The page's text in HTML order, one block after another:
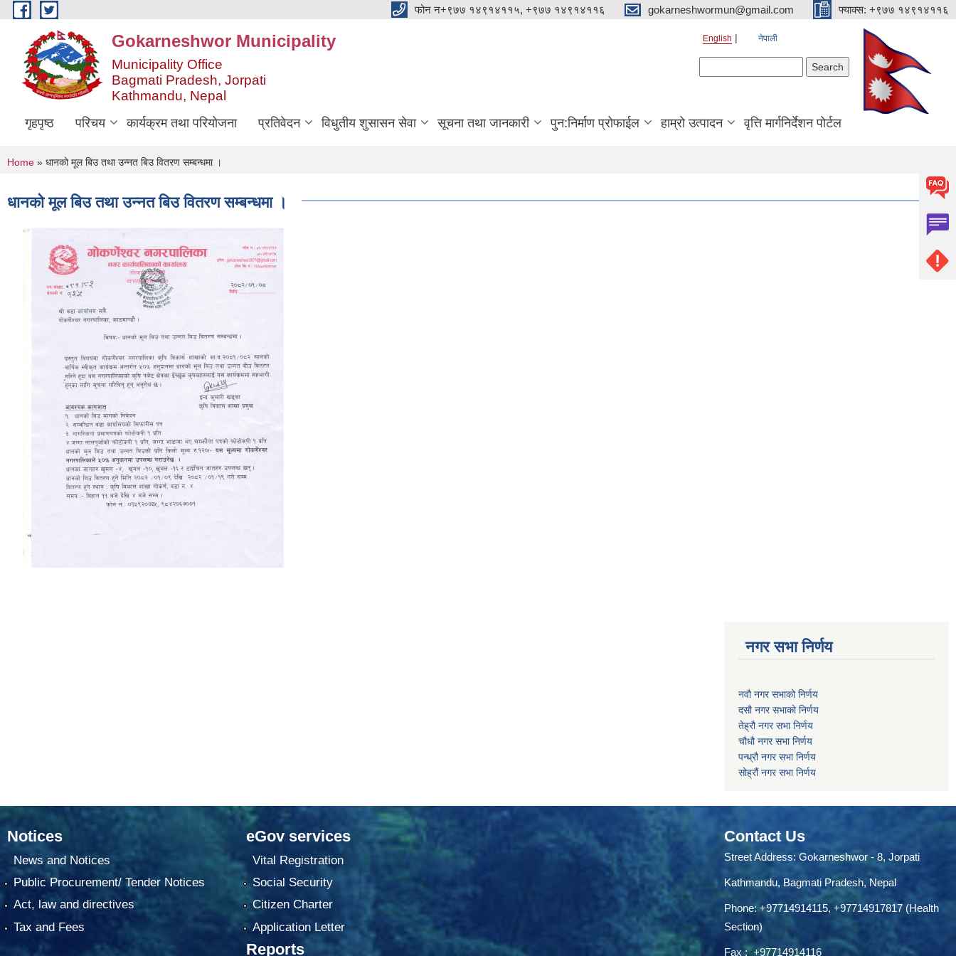
Skip to main content फोन न+९७७ १४९१४११५, +९७७ १४९१४११६ gokarneshwormun@gmail.com फ्याक्स: +९७७ १४९१४११६
Gokarneshwor Municipality
Municipality Office
Bagmati Pradesh, Jorpati
Kathmandu, Nepal
English नेपाली
गृहपृष्ठ परिचय कार्यक्रम तथा परियोजना प्रतिवेदन विधुतीय शुसासन सेवा सूचना तथा जानकारी पुन:निर्माण प्रोफाईल हाम्रो उत्पादन वृत्ति मार्गनिर्देशन पोर्टल
You are here
Home » धानको मूल बिउ तथा उन्नत बिउ वितरण सम्बन्धमा ।
धानको मूल बिउ तथा उन्नत बिउ वितरण सम्बन्धमा ।
नगर सभा निर्णय
नवौ नगर सभाको निर्णय
दसौ नगर सभाको निर्णय
तेह्रौ नगर सभा निर्णय
चौधौ नगर सभा निर्णय
पन्ध्रौ नगर सभा निर्णय
सोह्रौं नगर सभा निर्णय
Notices
News and Notices
Public Procurement/ Tender Notices
Act, law and directives
Tax and Fees
eGov services
Vital Registration
Social Security
Citizen Charter
Application Letter
Reports
Contact Us
Street Address: Gokarneshwor - 8, Jorpati
Kathmandu, Bagmati Pradesh, Nepal
Phone: +97714914115, +97714917817 (Health
Section)
Fax :+97714914116